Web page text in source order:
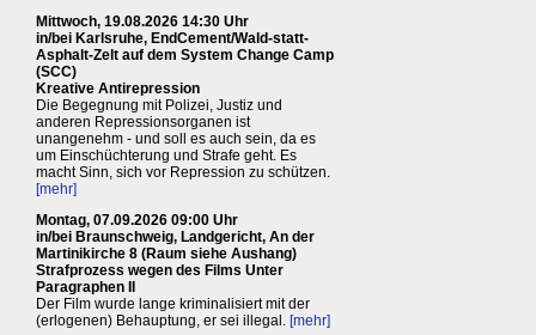
Mittwoch, 19.08.2026 14:30 Uhr
in/bei Karlsruhe, EndCement/Wald-statt-
Asphalt-Zelt auf dem System Change Camp
(SCC)
Kreative Antirepression
Die Begegnung mit Polizei, Justiz und
anderen Repressionsorganen ist
unangenehm - und soll es auch sein, da es
um Einschüchterung und Strafe geht. Es
macht Sinn, sich vor Repression zu schützen.
[mehr]
Montag, 07.09.2026 09:00 Uhr
in/bei Braunschweig, Landgericht, An der
Martinikirche 8 (Raum siehe Aushang)
Strafprozess wegen des Films Unter
Paragraphen II
Der Film wurde lange kriminalisiert mit der
(erlogenen) Behauptung, er sei illegal. [mehr]